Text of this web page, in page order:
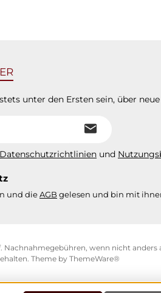
unter den Ersten sein, über
Datenschutzrichtlinien und
und dieAGB gelesen und bin mit
Nachnahmegebühren, wenn nicht anders
Theme by ThemeWare®